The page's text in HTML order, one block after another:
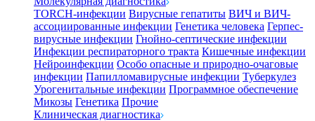
TORCH-инфекции Вирусные гепатиты ВИЧ и ВИЧ-
ассоциированные инфекции Генетика человека Герпес-
вирусные инфекции Гнойно-септические инфекции
Инфекции респираторного тракта Кишечные инфекции
Нейроинфекции Особо опасные и природно-очаговые
инфекции Папилломавирусные инфекции Туберкулез
Урогенитальные инфекции Программное обеспечение
Микозы Генетика Прочие
Клиническая диагностика